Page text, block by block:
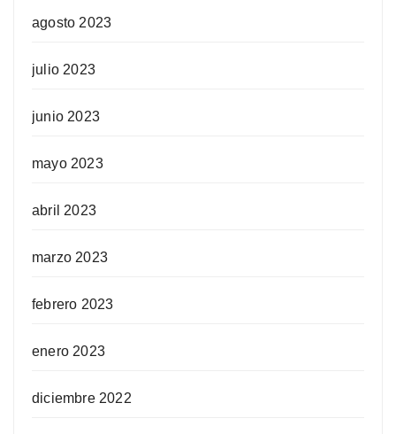
agosto 2023
julio 2023
junio 2023
mayo 2023
abril 2023
marzo 2023
febrero 2023
enero 2023
diciembre 2022